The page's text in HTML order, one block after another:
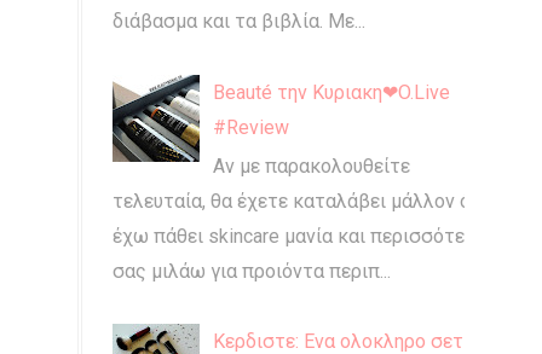
διάβασμα και τα βιβλία. Με...
Beauté την Κυριακη❤O.Live
#Review
Αν με παρακολουθείτε
τελευταία, θα έχετε καταλάβει μάλλον ότι
έχω πάθει skincare μανία και περισσότερο
σας μιλάω για προιόντα περιπ...
Κερδιστε: Ενα ολοκληρο σετ